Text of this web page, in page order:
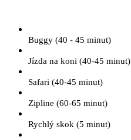
Buggy (40 - 45 minut)
Jízda na koni (40-45 minut)
Safari (40-45 minut)
Zipline (60-65 minut)
Rychlý skok (5 minut)